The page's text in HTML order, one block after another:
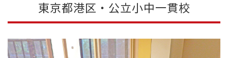
東京都港区・公立小中一貫校